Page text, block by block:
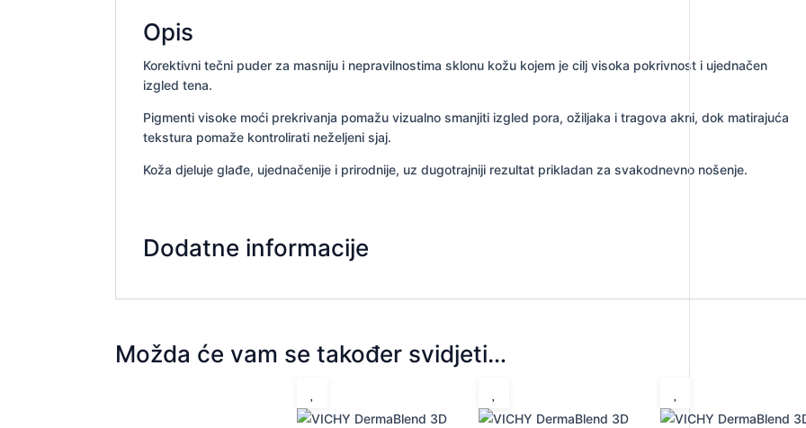
Opis
Korektivni tečni puder za masniju i nepravilnostima sklonu kožu kojem je cilj visoka pokrivnost i ujednačen
izgled tena.
Pigmenti visoke moći prekrivanja pomažu vizualno smanjiti izgled pora, ožiljaka i tragova akni, dok matirajuća
tekstura pomaže kontrolirati neželjeni sjaj.
Koža djeluje glađe, ujednačenije i prirodnije, uz dugotrajniji rezultat prikladan za svakodnevno nošenje.
Dodatne informacije
Možda će vam se također svidjeti…